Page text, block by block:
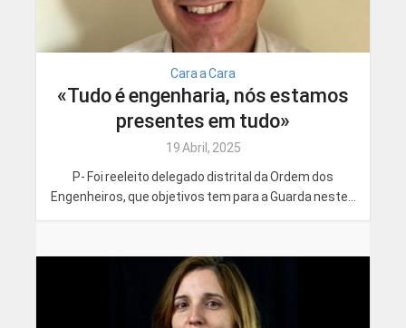
Cara a Cara
«Tudo é engenharia, nós estamos
presentes em tudo»
19 Abril, 2025
P- Foi reeleito delegado distrital da Ordem dos
Engenheiros, que objetivos tem para a Guarda neste...